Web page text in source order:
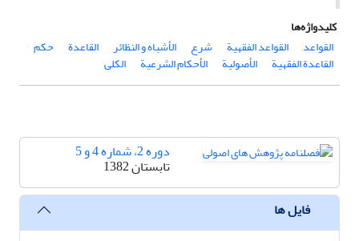
کلیدواژه‌ها
القواعد
القواعد الفقهیة شرع الأشباه و النظائر القاعدة حکم
القاعدة الفقهیة الأصولیة الأحکام الشرعیة الکلی
دوره 2، شماره 4 و 5
تابستان 1382
فایل ها